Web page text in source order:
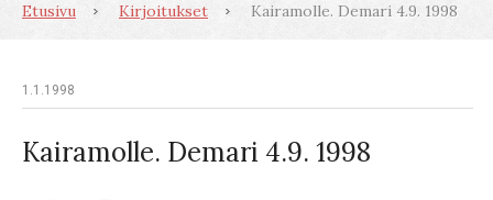
Etusivu Kirjoitukset Kairamolle. Demari 4.9. 1998
1.1.1998
Kairamolle. Demari 4.9. 1998